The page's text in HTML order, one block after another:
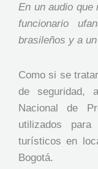
En un audio
funcionario
brasileños y a
Como si se
de seguridad,
Nacional de
utilizados
turísticos en
Bogotá.